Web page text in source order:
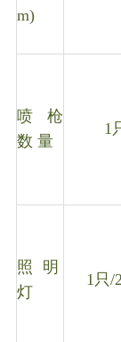
m)
喷枪
数 量
1
照 明
灯
1只/